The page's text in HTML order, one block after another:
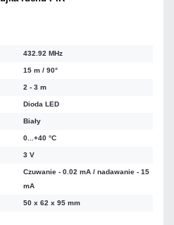
432.92 MHz
15 m / 90°
2 - 3 m
Dioda LED
Biały
0...+40 °C
3 V
Czuwanie - 0.02 mA / nadawanie - 15
mA
50 x 62 x 95 mm